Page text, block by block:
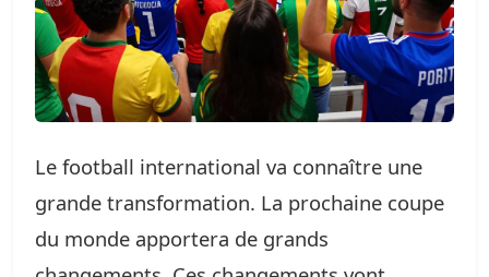
Le football international va connaître une
grande transformation. La prochaine coupe
du monde apportera de grands